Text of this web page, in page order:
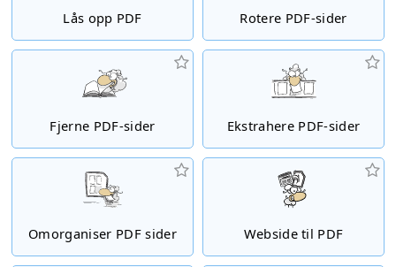
Lås opp PDF Rotere PDF-sider
Fjerne PDF-sider Ekstrahere PDF-sider
Omorganiser PDF sider Webside til PDF